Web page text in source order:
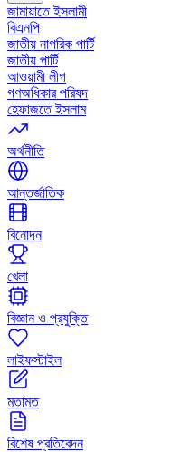
জামায়াতে ইসলামী
বিএনপি
জাতীয় নাগরিক পার্টি
জাতীয় পার্টি
আওয়ামী লীগ
গণঅধিকার পরিষদ
হেফাজতে ইসলাম
অর্থনীতি
আন্তর্জাতিক
বিনোদন
খেলা
বিজ্ঞান ও প্রযুক্তি
লাইফস্টাইল
মতামত
বিশেষ প্রতিবেদন